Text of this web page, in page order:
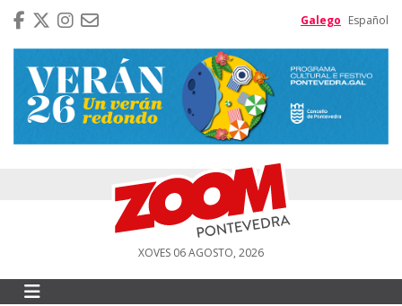
Galego Español
XOVES 06 AGOSTO, 2026